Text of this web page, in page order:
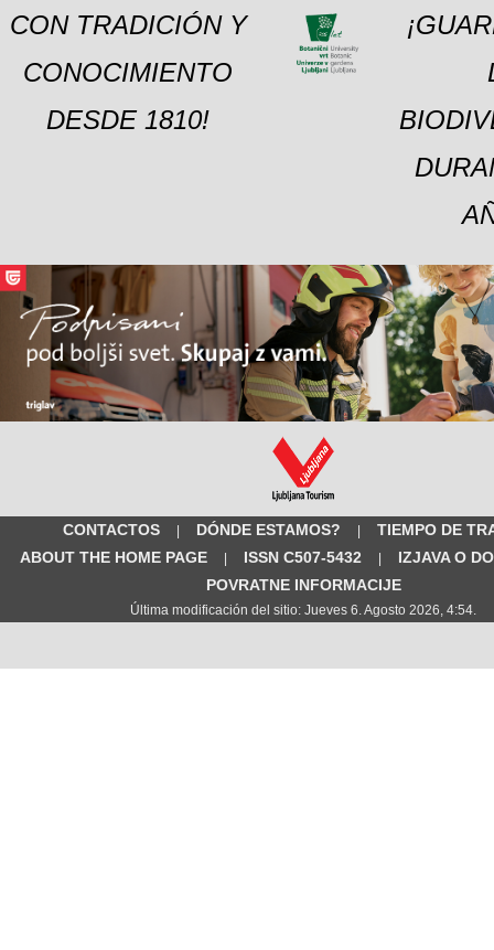
CON TRADICIÓN Y
CONOCIMIENTO
DESDE 1810!
CONTACTOS | DÓNDE ESTAMOS? |
TIEMPO DE
ABOUT THE HOME PAGE
| ISSN C507-5432 |
IZJAVA O
POVRATNE INFORMACIJE
Última modificación del sitio: Jueves 6. Agosto 2026, 4:54.